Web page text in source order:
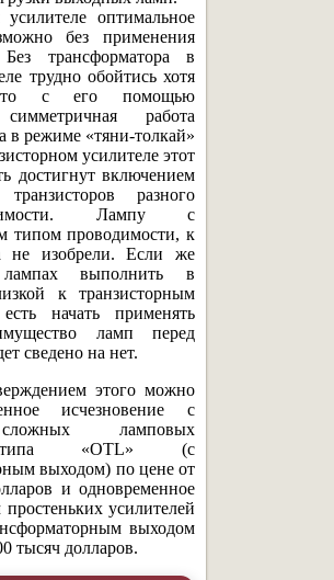
оптимальное
без применения
Без трансформатора в
трудно обойтись хотя
с его помощью
симметричная работа
в режиме «тяни-толкай»
усилителе этот
достигнут включением
транзисторов разного
Лампу с
типом проводимости, к
не изобрели. Если же
выполнить в
к транзисторным
начать применять
ламп перед
сведено на нет.
этого можно
исчезновение с
ламповых
типа «OTL» (с
выходом) по цене от
и одновременное
усилителей
выходом
тысяч долларов.